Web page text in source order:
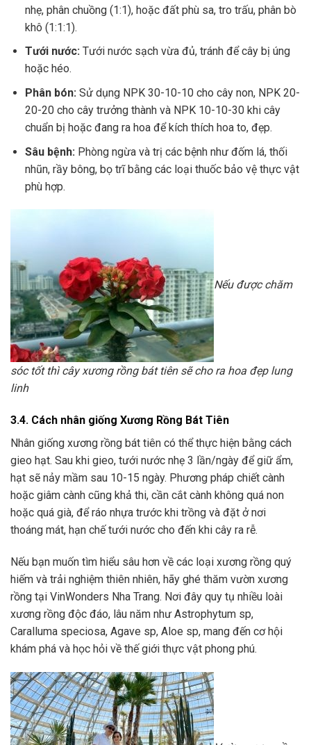
nhẹ, phân chuồng (1:1), hoặc đất phù sa, tro trấu, phân bò
khô (1:1:1).
Tưới nước: Tưới nước sạch vừa đủ, tránh để cây bị úng
hoặc héo.
Phân bón: Sử dụng NPK 30-10-10 cho cây non, NPK 20-
20-20 cho cây trưởng thành và NPK 10-10-30 khi cây
chuẩn bị hoặc đang ra hoa để kích thích hoa to, đẹp.
Sâu bệnh: Phòng ngừa và trị các bệnh như đốm lá, thối
nhũn, rầy bông, bọ trĩ bằng các loại thuốc bảo vệ thực vật
phù hợp.
Nếu được chăm
sóc tốt thì cây xương rồng bát tiên sẽ cho ra hoa đẹp lung
linh
3.4. Cách nhân giống Xương Rồng Bát Tiên
Nhân giống xương rồng bát tiên có thể thực hiện bằng cách
gieo hạt. Sau khi gieo, tưới nước nhẹ 3 lần/ngày để giữ ẩm,
hạt sẽ nảy mầm sau 10-15 ngày. Phương pháp chiết cành
hoặc giâm cành cũng khả thi, cần cắt cành không quá non
hoặc quá già, để ráo nhựa trước khi trồng và đặt ở nơi
thoáng mát, hạn chế tưới nước cho đến khi cây ra rễ.
Nếu bạn muốn tìm hiểu sâu hơn về các loại xương rồng quý
hiếm và trải nghiệm thiên nhiên, hãy ghé thăm vườn xương
rồng tại VinWonders Nha Trang. Nơi đây quy tụ nhiều loài
xương rồng độc đáo, lâu năm như Astrophytum sp,
Caralluma speciosa, Agave sp, Aloe sp, mang đến cơ hội
khám phá và học hỏi về thế giới thực vật phong phú.